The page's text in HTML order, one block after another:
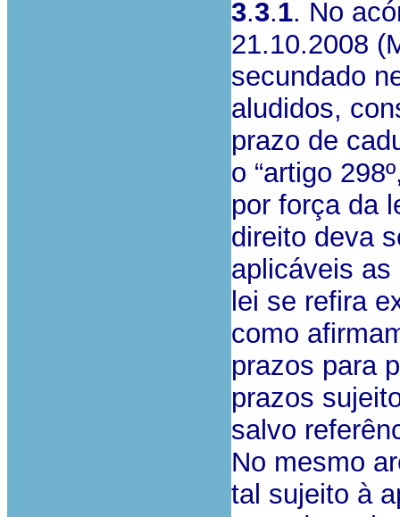
3.3.1. No
21.10.2008
secundado
aludidos,
prazo de
o “artigo
por força da
direito deva
aplicáveis
lei se refira
como
prazos para
prazos
salvo
No mesmo
tal sujeito à